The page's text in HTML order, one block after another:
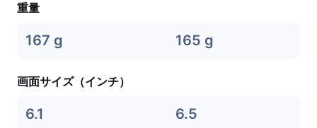
重量
167 g 165 g
画面サイズ（インチ）
6.1 6.5